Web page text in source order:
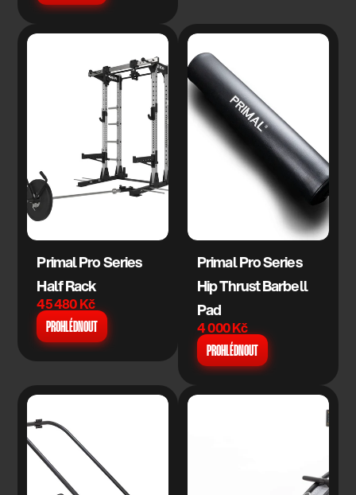
Primal Pro Series
Half Rack
45 480 Kč
PROHLÉDNOUT
Primal Pro Series
Hip Thrust Barbell
Pad
4 000 Kč
PROHLÉDNOUT